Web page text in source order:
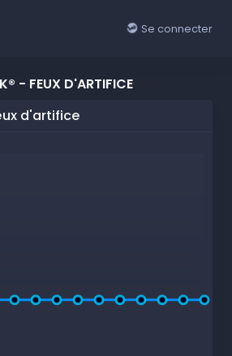
Se connecter
- FEUX D'ARTIFICE
d'artifice